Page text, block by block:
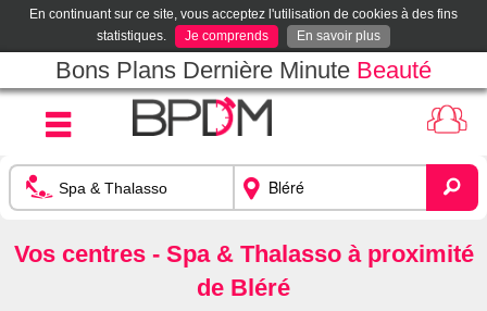
En continuant sur ce site, vous acceptez l'utilisation de cookies à des fins
statistiques.
Je comprends En savoir plus
Bons Plans Dernière Minute Beauté
Vos centres - Spa & Thalasso à proximité
de Bléré